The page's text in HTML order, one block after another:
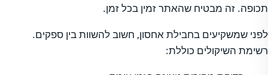
תכופה. זה מבטיח שהאתר זמין בכל זמן.
לפני שמשקיעים בחבילת אחסון, חשוב להשוות בין ספקים.
רשימת השיקולים כוללת: